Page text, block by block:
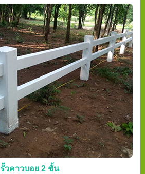
รั้วคาวบอย 2 ชั้น